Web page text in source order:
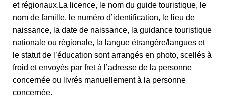
et régionaux.La licence, le nom du guide touristique, le
nom de famille, le numéro d’identification, le lieu de
naissance, la date de naissance, la guidance touristique
nationale ou régionale, la langue étrangère/langues et
le statut de l’éducation sont arrangés en photo, scellés à
froid et envoyés par fret à l’adresse de la personne
concernée ou livrés manuellement à la personne
concernée.